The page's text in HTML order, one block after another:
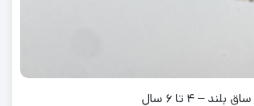
– 4 تا 6 سال